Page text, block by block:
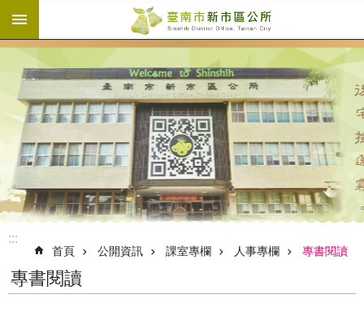
跳到主要內容區塊
:::
首頁 公開資訊 課室專欄 人事專欄 專書閱讀
專書閱讀